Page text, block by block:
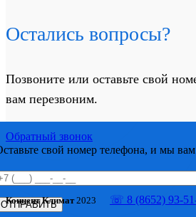
Остались вопросы?
Позвоните или оставьте свой
вам перезвоним.
Обратный звонок
свой номер телефона, и мы
Концепт Климат 2023
☏ 8 (8652) 93-